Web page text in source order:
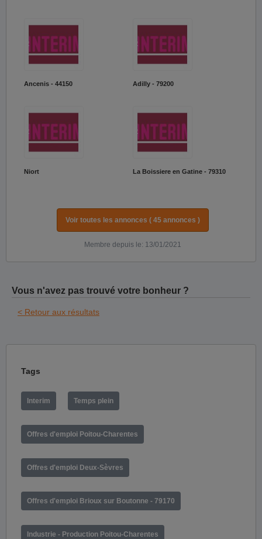
Ancenis - 44150 Adilly - 79200
Niort La Boissiere en Gatine - 79310
Voir toutes les annonces ( 45 annonces )
Membre depuis le: 13/01/2021
Vous n'avez pas trouvé votre bonheur ?
< Retour aux résultats
Tags
Interim Temps plein
Offres d'emploi Poitou-Charentes
Offres d'emploi Deux-Sèvres
Offres d'emploi Brioux sur Boutonne - 79170
Industrie - Production Poitou-Charentes